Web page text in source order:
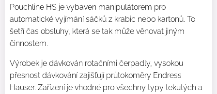
Pouchline HS je vybaven manipulátorem pro
automatické vyjímání sáčků z krabic nebo kartonů. To
šetří čas obsluhy, která se tak může věnovat jiným
činnostem.
Výrobek je dávkován rotačními čerpadly, vysokou
přesnost dávkování zajišťují průtokoměry Endress
Hauser. Zařízení je vhodné pro všechny typy tekutých a